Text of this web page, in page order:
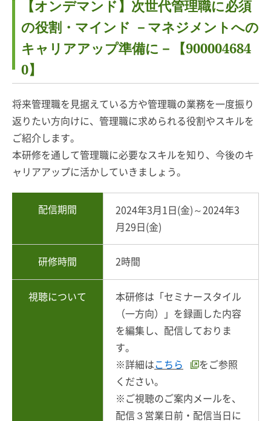
【オンデマンド】次世代管理職に必須
の役割・マインド －マネジメントへの
キャリアアップ準備に－【900004684
0】
将来管理職を見据えている方や管理職の業務を一度振り
返りたい方向けに、管理職に求められる役割やスキルを
ご紹介します。
本研修を通して管理職に必要なスキルを知り、今後のキ
ャリアアップに活かしていきましょう。
配信期間
2024年3月1日(金)～2024年3
月29日(金)
研修時間 2時間
視聴について
本研修は「セミナースタイル
（一方向）」を録画した内容
を編集し、配信しておりま
す。
※詳細はこちら
をご参照
ください。
※ご視聴のご案内メールを、
配信３営業日前・配信当日に